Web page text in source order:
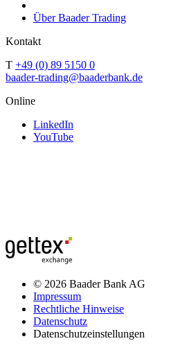
Über Baader Trading
Kontakt
T +49 (0) 89 5150 0
baader-trading@baaderbank.de
Online
LinkedIn
YouTube
© 2026 Baader Bank AG
Impressum
Rechtliche Hinweise
Datenschutz
Datenschutzeinstellungen